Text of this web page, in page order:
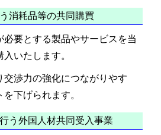
消耗品等の共同購買
必要とする製品やサービスを当
いたします。
交渉力の強化につながりやす
下げられます。
う外国人材共同受入事業